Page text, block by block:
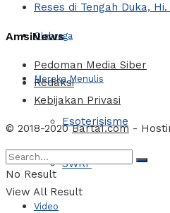
Olahraga
Mereka Menulis
Esoterisisme
SWRF
Video
Reses di Tengah Duka,
AmsiNews
Pedoman Media Siber
Redaksi
Kebijakan Privasi
© 2018-2020Barta1.com -
No Result
View All Result